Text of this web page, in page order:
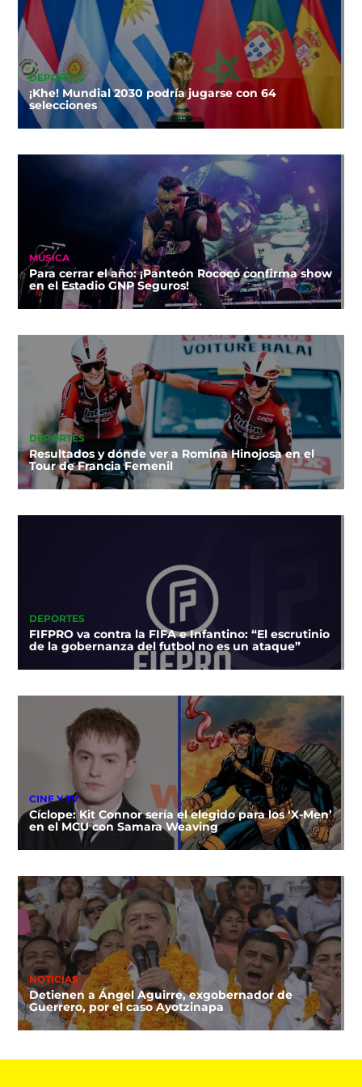
DEPORTES
¡Khe! Mundial 2030 podría jugarse con 64
selecciones
MÚSICA
Para cerrar el año: ¡Panteón Rococó confirma show
en el Estadio GNP Seguros!
DEPORTES
Resultados y dónde ver a Romina Hinojosa en el
Tour de Francia Femenil
DEPORTES
FIFPRO va contra la FIFA e Infantino: “El escrutinio
de la gobernanza del futbol no es un ataque”
CINE Y TV
Cíclope: Kit Connor sería el elegido para los ‘X-Men’
en el MCU con Samara Weaving
NOTICIAS
Detienen a Ángel Aguirre, exgobernador de
Guerrero, por el caso Ayotzinapa